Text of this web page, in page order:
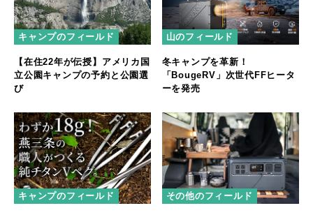
キャンプのフィールド
【在住22年が伝授】アメリカ国
立公園キャンプの予約と公園選
び
山のフィールド
冬キャンプを革新！
「BougeRV」次世代FFヒータ
ーを発売
キャンプのフィールド その他のフィールド